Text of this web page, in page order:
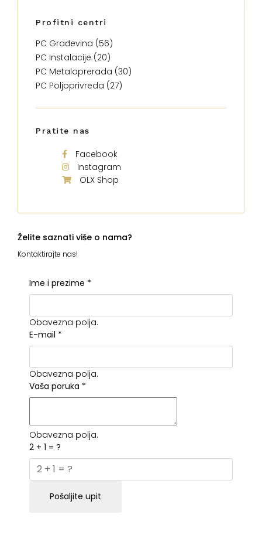
Profitni centri
PC Građevina (56)
PC Instalacije (20)
PC Metaloprerada (30)
PC Poljoprivreda (27)
Pratite nas
Facebook
Instagram
OLX Shop
Želite saznati više o nama?
Kontaktirajte nas!
Ime i prezime *
Obavezna polja.
E-mail *
Obavezna polja.
Vaša poruka *
Obavezna polja.
2 + 1 = ?
Pošaljite upit